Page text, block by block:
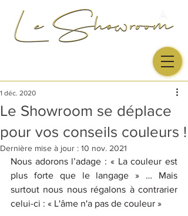
Le Showroom se déplace
pour vos conseils couleurs !
1 déc. 2020
Dernière mise à jour : 10 nov. 2021
Nous adorons l’adage : « La couleur est
plus forte que le langage » … Mais
surtout nous nous régalons à contrarier
celui-ci : « L'âme n'a pas de couleur »